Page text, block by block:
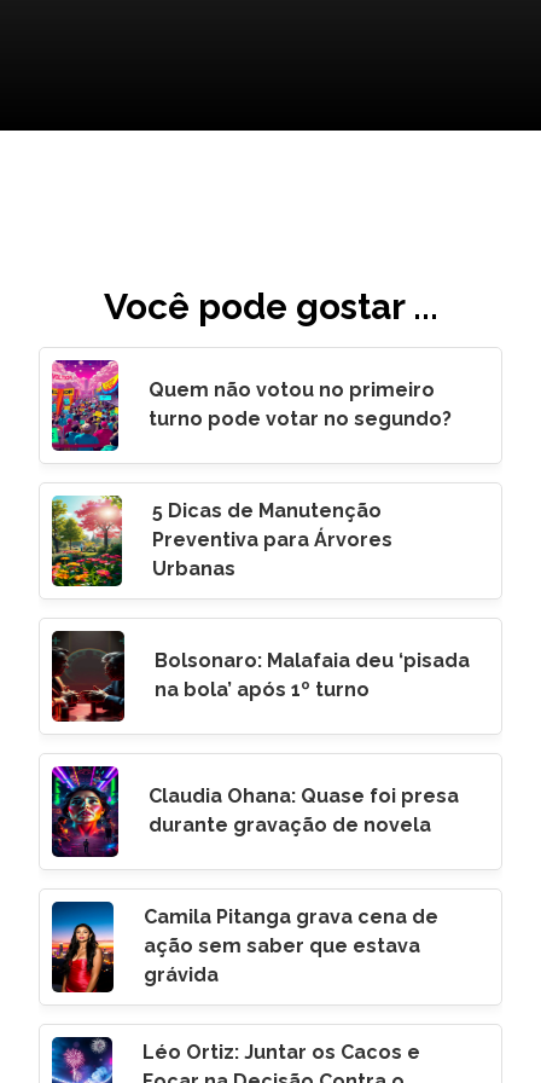
Você pode gostar ...
Quem não votou no primeiro
turno pode votar no segundo?
5 Dicas de Manutenção
Preventiva para Árvores
Urbanas
Bolsonaro: Malafaia deu ‘pisada
na bola’ após 1º turno
Claudia Ohana: Quase foi presa
durante gravação de novela
Camila Pitanga grava cena de
ação sem saber que estava
grávida
Léo Ortiz: Juntar os Cacos e